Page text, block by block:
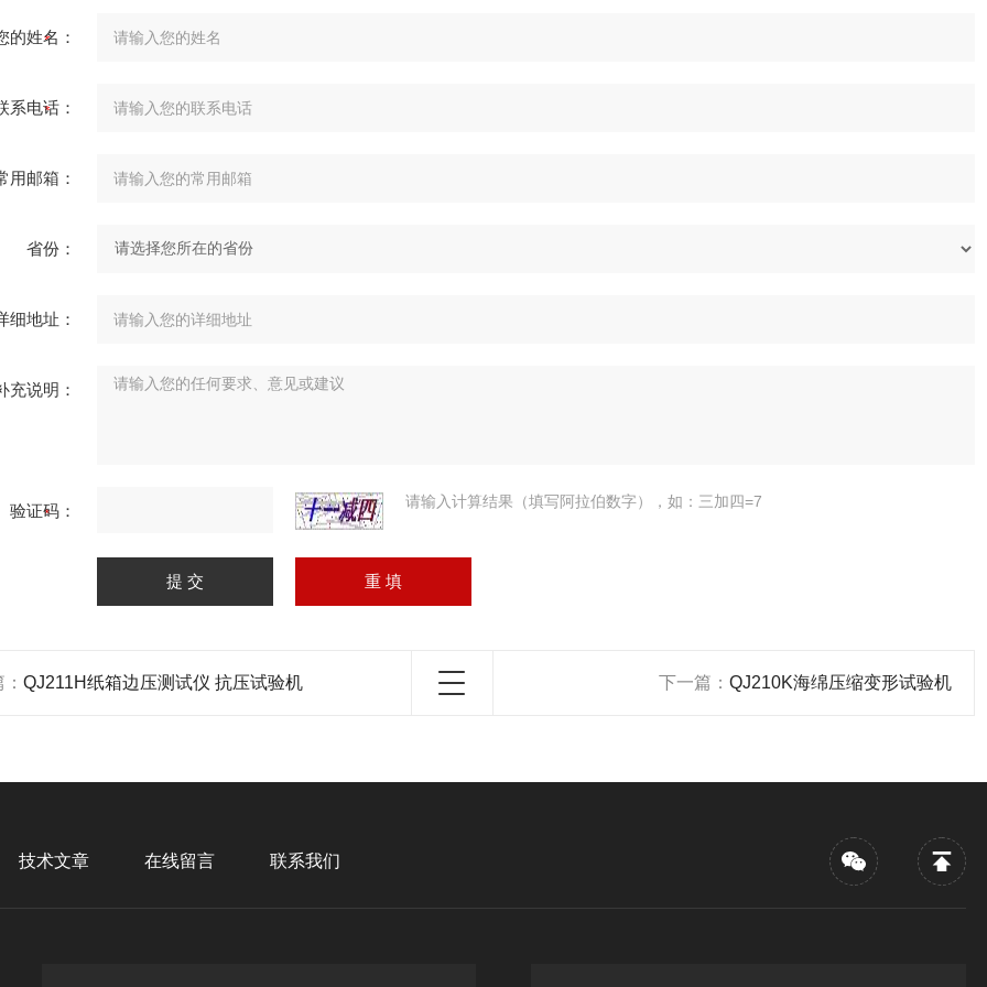
的姓名：
系电话：
用邮箱：
省份：
细地址：
充说明：
验证码： 请输入计算结果（填写阿拉伯数字），如：三加四=7
QJ211H纸箱边压测试仪 抗压试验机 下一篇： QJ210K海绵压缩变形试验机
技术文章 在线留言 联系我们